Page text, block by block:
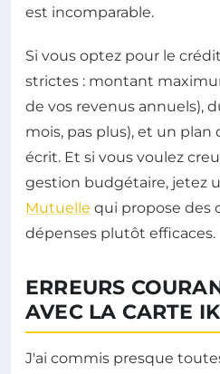
est incomparable.
Si vous optez pour le
strictes : montant
de vos revenus annuels),
mois, pas plus), et un
écrit. Et si vous voulez
gestion budgétaire, jetez
Mutuelle qui propose des
dépenses plutôt efficaces.
ERREURS
AVEC LA CARTE
J'ai commis presque